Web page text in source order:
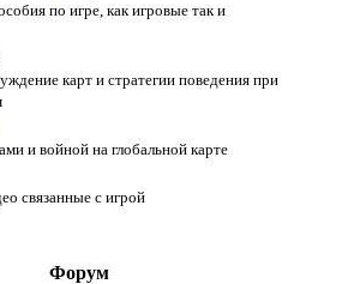
по игре, как игровые так и
карт и стратегии поведения при
и войной на глобальной карте
связанные с игрой
Форум